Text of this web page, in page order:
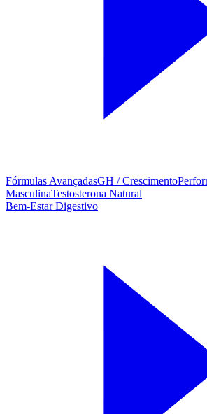
Fórmulas AvançadasGH / Crescimento
MasculinaTestosterona Natural
Bem-Estar Digestivo